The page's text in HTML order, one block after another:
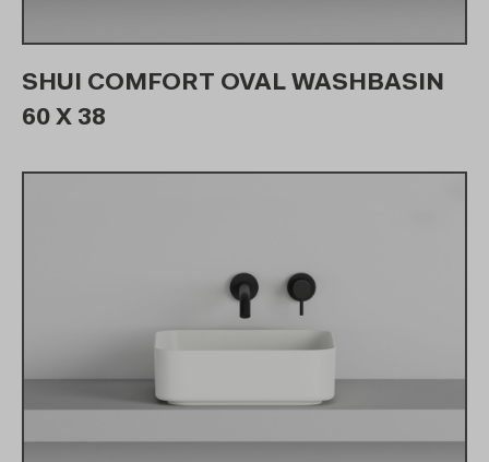
SHUI COMFORT OVAL WASHBASIN
60 X 38